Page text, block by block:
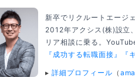
新卒でリクルートエージ
2012年アクシス(株)設立
リア相談に乗る。
『成功する転職面接』
『
▸ 詳細プロフィール （